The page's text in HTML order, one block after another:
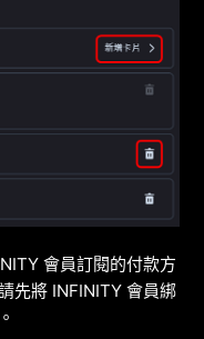
會員訂閱的付款方
先將 INFINITY 會員綁